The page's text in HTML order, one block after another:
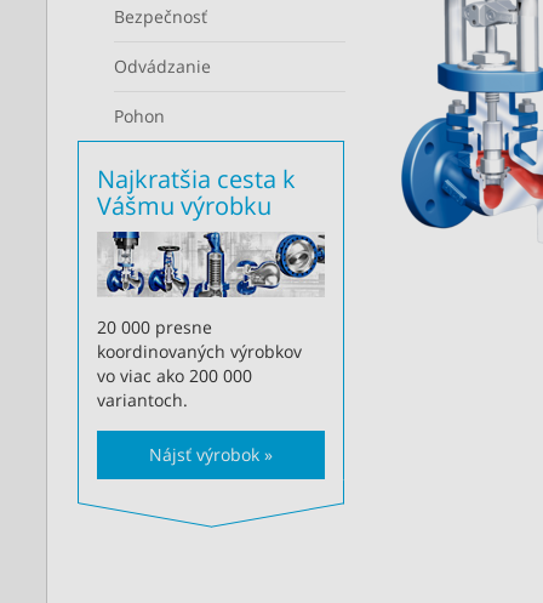
Bezpečnosť
Odvádzanie
Pohon
Najkratšia cesta k
Vášmu výrobku
20 000 presne
koordinovaných výrobkov
vo viac ako 200 000
variantoch.
Nájsť výrobok »